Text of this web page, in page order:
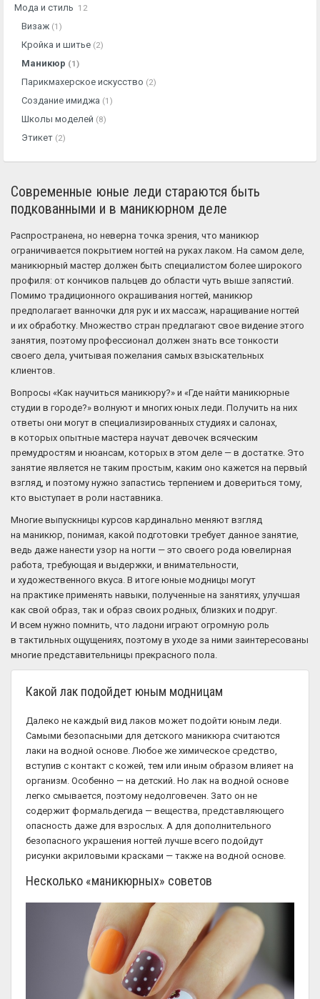
Мода и стиль 12
Визаж (1)
Кройка и шитье (2)
Маникюр (1)
Парикмахерское искусство (2)
Создание имиджа (1)
Школы моделей (8)
Этикет (2)
Современные юные леди стараются быть
подкованными и в маникюрном деле
Распространена, но неверна точка зрения, что маникюр
ограничивается покрытием ногтей на руках лаком. На самом деле,
маникюрный мастер должен быть специалистом более широкого
профиля: от кончиков пальцев до области чуть выше запястий.
Помимо традиционного окрашивания ногтей, маникюр
предполагает ванночки для рук и их массаж, наращивание ногтей
и их обработку. Множество стран предлагают свое видение этого
занятия, поэтому профессионал должен знать все тонкости
своего дела, учитывая пожелания самых взыскательных
клиентов.
Вопросы «Как научиться маникюру?» и «Где найти маникюрные
студии в городе?» волнуют и многих юных леди. Получить на них
ответы они могут в специализированных студиях и салонах,
в которых опытные мастера научат девочек всяческим
премудростям и нюансам, которых в этом деле — в достатке. Это
занятие является не таким простым, каким оно кажется на первый
взгляд, и поэтому нужно запастись терпением и довериться тому,
кто выступает в роли наставника.
Многие выпускницы курсов кардинально меняют взгляд
на маникюр, понимая, какой подготовки требует данное занятие,
ведь даже нанести узор на ногти — это своего рода ювелирная
работа, требующая и выдержки, и внимательности,
и художественного вкуса. В итоге юные модницы могут
на практике применять навыки, полученные на занятиях, улучшая
как свой образ, так и образ своих родных, близких и подруг.
И всем нужно помнить, что ладони играют огромную роль
в тактильных ощущениях, поэтому в уходе за ними заинтересованы
многие представительницы прекрасного пола.
Какой лак подойдет юным модницам
Далеко не каждый вид лаков может подойти юным леди.
Самыми безопасными для детского маникюра считаются
лаки на водной основе. Любое же химическое средство,
вступив с контакт с кожей, тем или иным образом влияет на
организм. Особенно — на детский. Но лак на водной основе
легко смывается, поэтому недолговечен. Зато он не
содержит формальдегида — вещества, представляющего
опасность даже для взрослых. А для дополнительного
безопасного украшения ногтей лучше всего подойдут
рисунки акриловыми красками — также на водной основе.
Несколько «маникюрных» советов